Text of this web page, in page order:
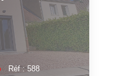
Réf :588